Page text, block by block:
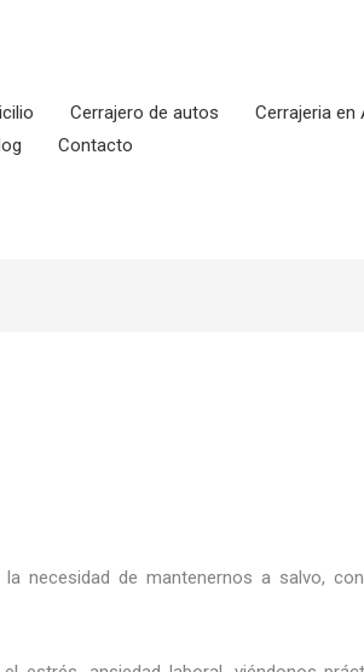
Cerrajero de autos Cerrajeria en
Contacto
necesidad de mantenernos a salvo,